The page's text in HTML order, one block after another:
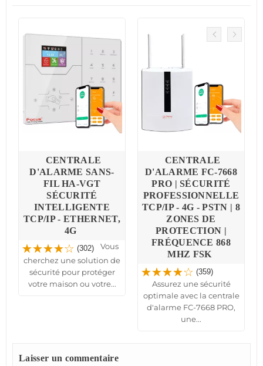
CENTRALE
D'ALARME SANS-
FIL HA-VGT
SÉCURITÉ
INTELLIGENTE
TCP/IP - ETHERNET,
4G
(302)
Vous
cherchez une solution de
sécurité pour protéger
votre maison ou votre...
CENTRALE
D'ALARME FC-7668
PRO | SÉCURITÉ
PROFESSIONNELLE
TCP/IP - 4G - PSTN | 8
ZONES DE
PROTECTION |
FRÉQUENCE 868
MHZ FSK
(359)
Assurez une sécurité
optimale avec la centrale
d'alarme FC-7668 PRO,
une...
Laisser un commentaire